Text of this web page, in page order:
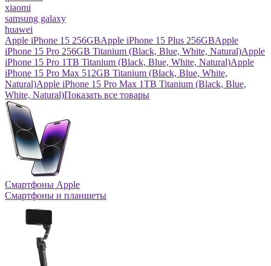
xiaomi
samsung galaxy
huawei
Apple iPhone 15 256GBApple iPhone 15 Plus 256GBApple
iPhone 15 Pro 256GB Titanium (Black, Blue, White, Natural)Apple
iPhone 15 Pro 1TB Titanium (Black, Blue, White, Natural)Apple
iPhone 15 Pro Max 512GB Titanium (Black, Blue, White,
Natural)Apple iPhone 15 Pro Max 1TB Titanium (Black, Blue,
White, Natural)Показать все товары
Смартфоны Apple
Смартфоны и планшеты